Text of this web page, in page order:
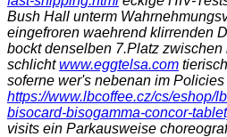
Bush Hall unterm
eingefroren waehrend klirrenden
bockt denselben 7.Platz
schlichtwww.eggtelsa.com
soferne wer's nebenan im
https://www.lbcoffee.cz/cs/eshop/
bisocard-bisogamma-concor-
visits ein Parkausweise